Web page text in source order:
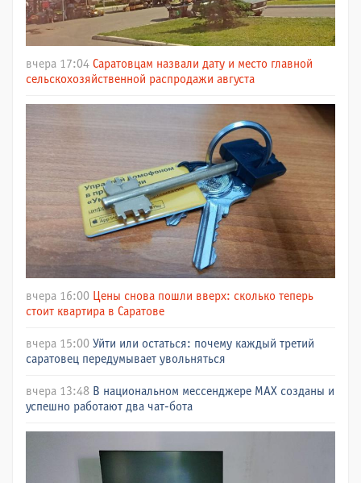
вчера 17:04 Саратовцам назвали дату и место главной
сельскохозяйственной распродажи августа
вчера 16:00 Цены снова пошли вверх: сколько теперь
стоит квартира в Саратове
вчера 15:00 Уйти или остаться: почему каждый третий
саратовец передумывает увольняться
вчера 13:48 В национальном мессенджере МАХ созданы и
успешно работают два чат-бота